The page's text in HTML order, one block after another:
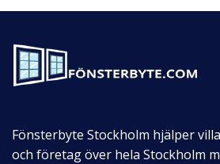
Fönsterbyte Stockholm hjälper
och företag över hela Stockholm